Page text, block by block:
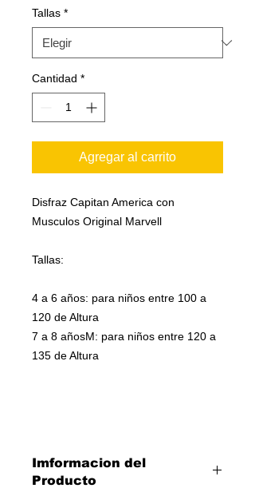
Tallas *
Cantidad *
Agregar al carrito
Disfraz Capitan America con
Musculos Original Marvell
Tallas:
4 a 6 años: para niños entre 100 a
120 de Altura
7 a 8 añosM: para niños entre 120 a
135 de Altura
Imformacion del
Producto